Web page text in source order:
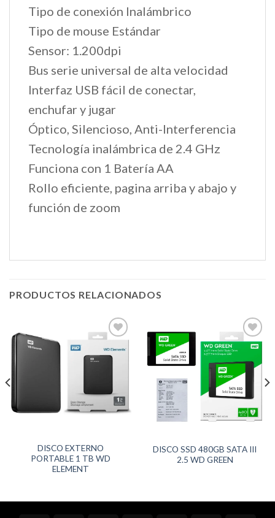
Tipo de conexión Inalámbrico
Tipo de mouse Estándar
Sensor: 1.200dpi
Bus serie universal de alta velocidad
Interfaz USB fácil de conectar,
enchufar y jugar
Óptico, Silencioso, Anti-Interferencia
Tecnología inalámbrica de 2.4 GHz
Funciona con 1 Batería AA
Rollo eficiente, pagina arriba y abajo y
función de zoom
PRODUCTOS RELACIONADOS
a
Favoritos
DISCO EXTERNO
PORTABLE 1 TB WD
ELEMENT
Agregar
Favoritos
DISCO SSD 480GB SATA III
2.5 WD GREEN